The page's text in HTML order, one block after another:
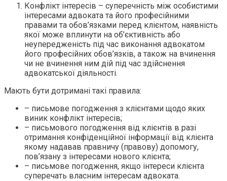
Конфлікт інтересів – суперечність між особистими
інтересами адвоката та його професійними
правами та обов’язками перед клієнтом, наявність
якої може вплинути на об’єктивність або
неупередженість під час виконання адвокатом
його професійних обов’язків, а також на вчинення
чи не вчинення ним дій під час здійснення
адвокатської діяльності.
Мають бути дотримані такі правила:
– письмове погодження з клієнтами щодо яких
виник конфлікт інтересів;
– письмового погодження від клієнтів в разі
отримання конфіденційної інформації від клієнта
якому надавав правничу (правову) допомогу,
пов’язану з інтересами нового клієнта;
– письмове погодження, якщо інтереси клієнта
суперечать власним інтересам адвоката.